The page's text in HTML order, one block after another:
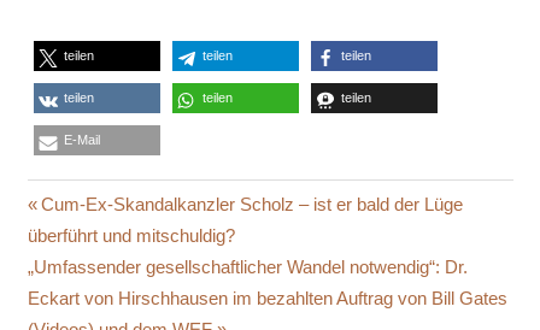
teilen teilen teilen
teilen teilen teilen
E-Mail
Beitragsnavigation
Vorheriger
Beitrag:
Cum-Ex-Skandalkanzler Scholz – ist er bald der Lüge
überführt und mitschuldig?
Nächster
Beitrag:
„Umfassender gesellschaftlicher Wandel notwendig“: Dr.
Eckart von Hirschhausen im bezahlten Auftrag von Bill Gates